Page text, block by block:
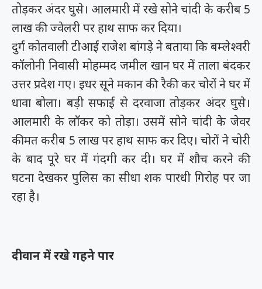
तोड़कर अंदर घुसे। आलमारी में रखे सोने चांदी के करीब 5
लाख की ज्वेलरी पर हाथ साफ कर दिया।
दुर्ग कोतवाली टीआई राजेश बांगड़े ने बताया कि बम्लेश्वरी
कॉलोनी निवासी मोहम्मद जमील खान घर में ताला बंदकर
उत्तर प्रदेश गए। इधर सूने मकान की रैकी कर चोरों ने घर में
धावा बोला। बड़ी सफाई से दरवाजा तोड़कर अंदर घुसे।
आलमारी के लॉकर को तोड़ा। उसमें सोने चांदी के जेवर
कीमत करीब 5 लाख पर हाथ साफ कर दिए। चोरों ने चोरी
के बाद पूरे घर में गंदगी कर दी। घर में शौच करने की
घटना देखकर पुलिस का सीधा शक पारधी गिरोह पर जा
रहा है।
दीवान में रखे गहने पार